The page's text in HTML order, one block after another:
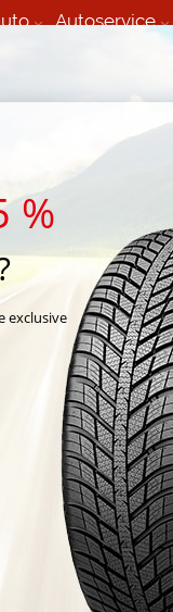
Autoservice
60
%
exclusive